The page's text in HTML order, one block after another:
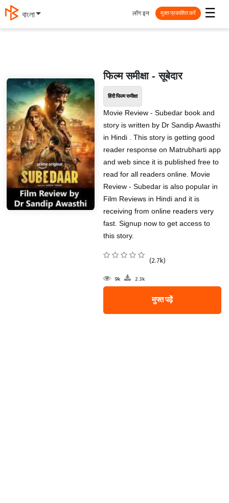
বাংলা ☰
लॉग इन मुक्त प्रकाशित करें
फिल्म समीक्षा - सूबेदार
हिंदी फिल्म समीक्षा
Movie Review - Subedar book and
story is written by Dr Sandip Awasthi
in Hindi . This story is getting good
reader response on Matrubharti app
and web since it is published free to
read for all readers online. Movie
Review - Subedar is also popular in
Film Reviews in Hindi and it is
receiving from online readers very
fast. Signup now to get access to
this story.
(2.7k)
9k 2.3k
मुफ्त पढ़ें